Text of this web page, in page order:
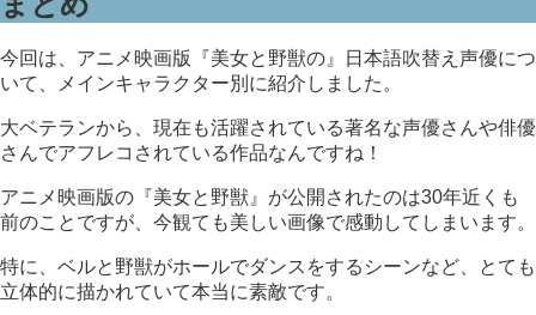
今回は、アニメ映画版『美女と野獣の』日本語吹替え声優につ
いて、メインキャラクター別に紹介しました。
大ベテランから、現在も活躍されている著名な声優さんや俳優
さんでアフレコされている作品なんですね！
アニメ映画版の『美女と野獣』が公開されたのは30年近くも
前のことですが、今観ても美しい画像で感動してしまいます。
特に、ベルと野獣がホールでダンスをするシーンなど、とても
立体的に描かれていて本当に素敵です。